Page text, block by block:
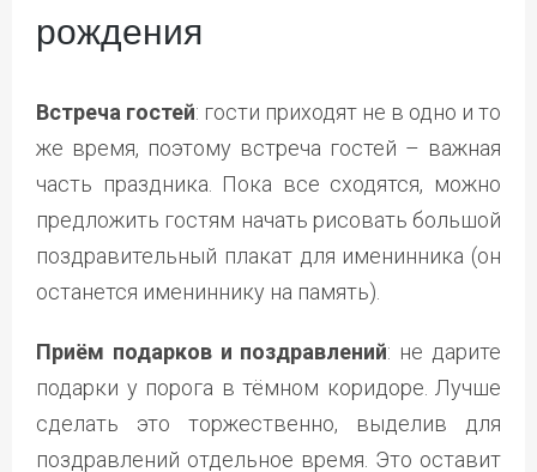
рождения
Встреча гостей: гости приходят не в одно и то
же время, поэтому встреча гостей – важная
часть праздника. Пока все сходятся, можно
предложить гостям начать рисовать большой
поздравительный плакат для именинника (он
останется имениннику на память).
Приём подарков и поздравлений: не дарите
подарки у порога в тёмном коридоре. Лучше
сделать это торжественно, выделив для
поздравлений отдельное время. Это оставит